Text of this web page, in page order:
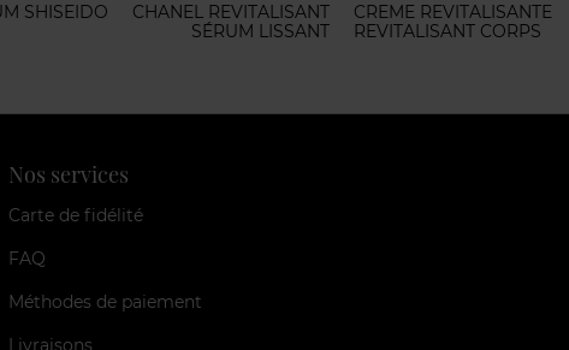
SHISEIDO CHANEL REVITALISANT CREME REVITALISANTE
SÉRUM LISSANT
REVITALISANT CORPS
Nos services
Carte de fidélité
FAQ
Méthodes de paiement
Livraisons